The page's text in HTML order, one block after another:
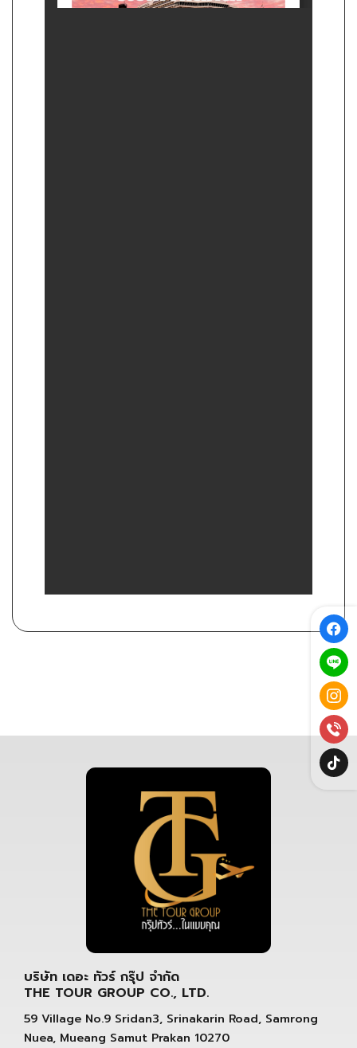
บริษัท เดอะ ทัวร์ กรุ๊ป จำกัด
THE TOUR GROUP CO., LTD.
59 Village No.9 Sridan3, Srinakarin Road, Samrong
Nuea, Mueang Samut Prakan 10270